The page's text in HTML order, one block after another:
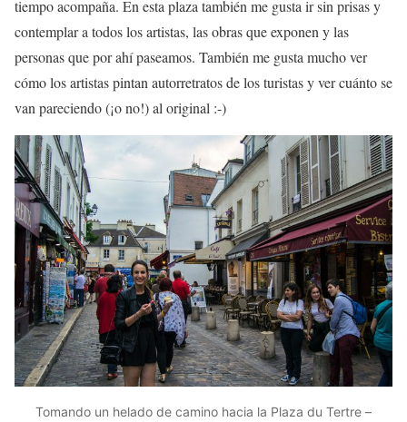
tiempo acompaña. En esta plaza también me gusta ir sin prisas y
contemplar a todos los artistas, las obras que exponen y las
personas que por ahí paseamos. También me gusta mucho ver
cómo los artistas pintan autorretratos de los turistas y ver cuánto se
van pareciendo (¡o no!) al original :-)
Tomando un helado de camino hacia la Plaza du Tertre –